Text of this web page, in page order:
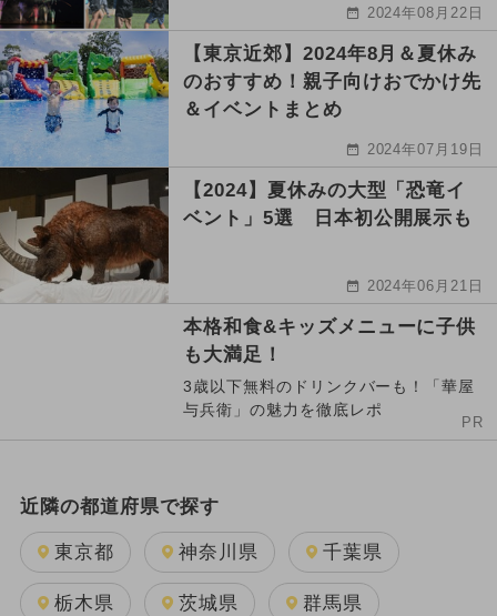
2024年08月22日
【東京近郊】2024年8月＆夏休み
のおすすめ！親子向けおでかけ先
＆イベントまとめ
2024年07月19日
【2024】夏休みの大型「恐竜イ
ベント」5選 日本初公開展示も
2024年06月21日
本格和食&キッズメニューに子供
も大満足！
3歳以下無料のドリンクバーも！「華屋
与兵衛」の魅力を徹底レポ
PR
近隣の都道府県で探す
東京都 神奈川県 千葉県
栃木県 茨城県 群馬県